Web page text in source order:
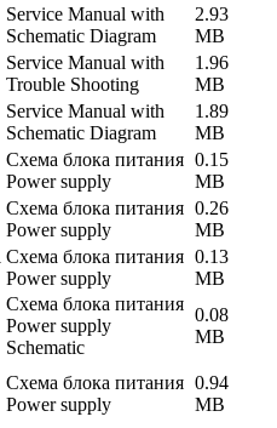
Service Manual with
Schematic Diagram
2.93
MB
Service Manual with
Trouble Shooting
1.96
MB
Service Manual with
Schematic Diagram
1.89
MB
Схема блока питания
Power supply
0.15
MB
Схема блока питания
Power supply
0.26
MB
Схема блока питания
Power supply
0.13
MB
Схема блока питания
Power supply
Schematic
0.08
MB
Схема блока питания
Power supply
0.94
MB